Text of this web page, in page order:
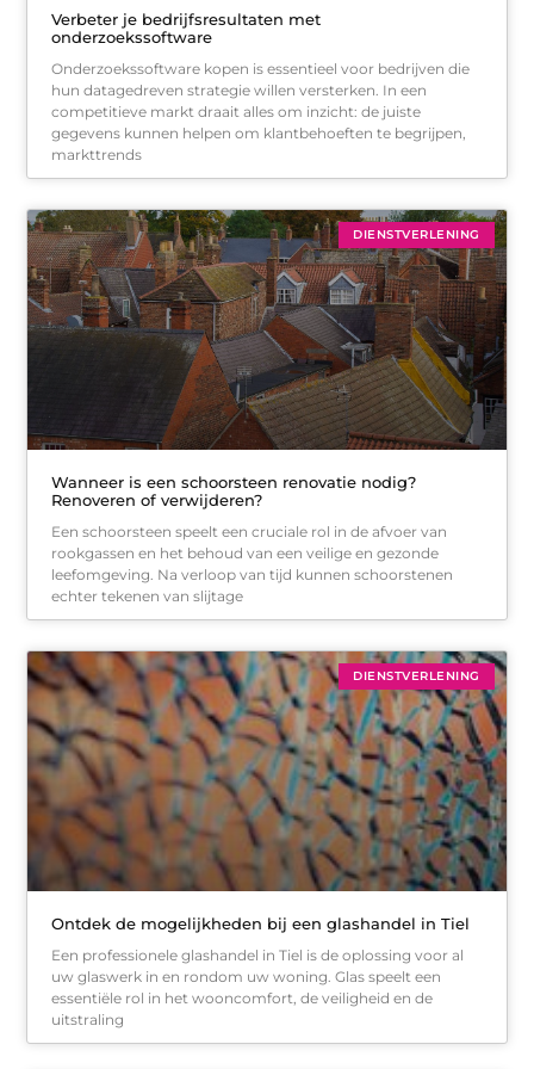
Verbeter je bedrijfsresultaten met
onderzoekssoftware
Onderzoekssoftware kopen is essentieel voor bedrijven die
hun datagedreven strategie willen versterken. In een
competitieve markt draait alles om inzicht: de juiste
gegevens kunnen helpen om klantbehoeften te begrijpen,
markttrends
DIENSTVERLENING
Wanneer is een schoorsteen renovatie nodig?
Renoveren of verwijderen?
Een schoorsteen speelt een cruciale rol in de afvoer van
rookgassen en het behoud van een veilige en gezonde
leefomgeving. Na verloop van tijd kunnen schoorstenen
echter tekenen van slijtage
DIENSTVERLENING
Ontdek de mogelijkheden bij een glashandel in Tiel
Een professionele glashandel in Tiel is de oplossing voor al
uw glaswerk in en rondom uw woning. Glas speelt een
essentiële rol in het wooncomfort, de veiligheid en de
uitstraling